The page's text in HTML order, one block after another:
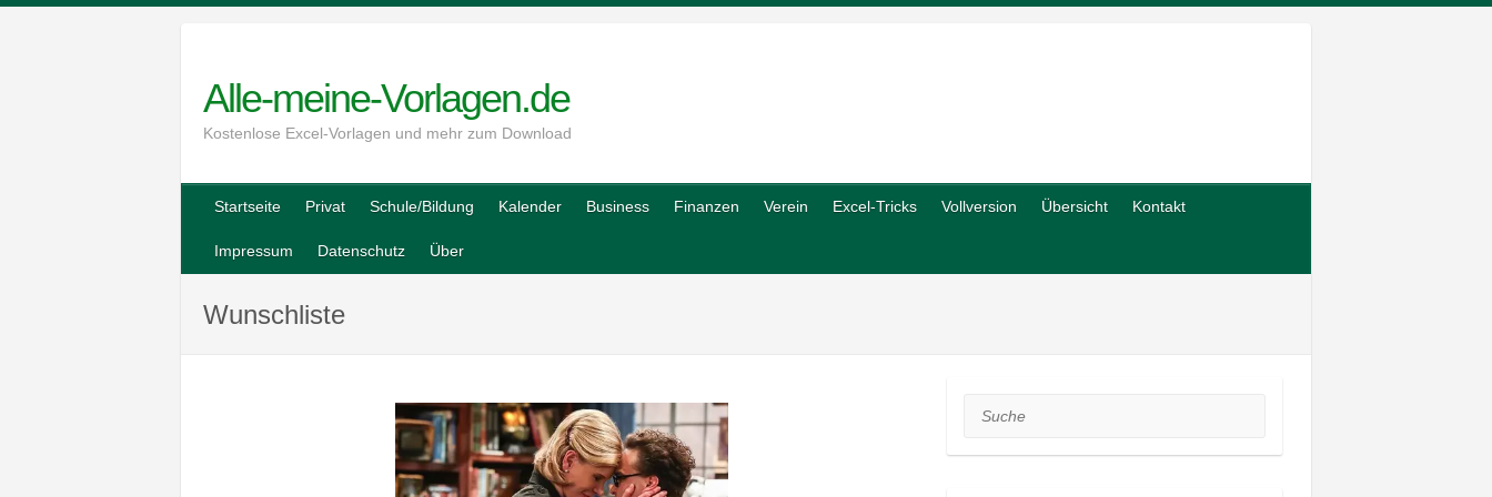
Alle-meine-Vorlagen.de
Kostenlose Excel-Vorlagen und mehr zum Download
Startseite Privat Schule/Bildung Kalender Business Finanzen Verein Excel-Tricks Vollversion Übersicht Kontakt
Impressum Datenschutz Über
Wunschliste
Suche